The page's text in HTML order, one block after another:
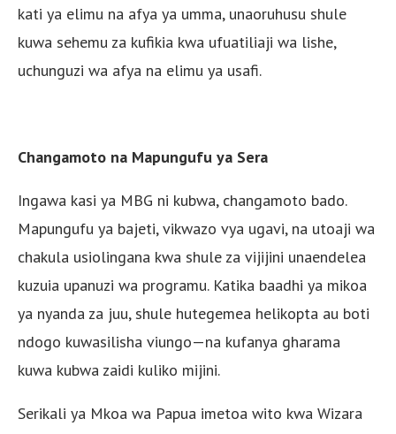
kati ya elimu na afya ya umma, unaoruhusu shule
kuwa sehemu za kufikia kwa ufuatiliaji wa lishe,
uchunguzi wa afya na elimu ya usafi.
Changamoto na Mapungufu ya Sera
Ingawa kasi ya MBG ni kubwa, changamoto bado.
Mapungufu ya bajeti, vikwazo vya ugavi, na utoaji wa
chakula usiolingana kwa shule za vijijini unaendelea
kuzuia upanuzi wa programu. Katika baadhi ya mikoa
ya nyanda za juu, shule hutegemea helikopta au boti
ndogo kuwasilisha viungo—na kufanya gharama
kuwa kubwa zaidi kuliko mijini.
Serikali ya Mkoa wa Papua imetoa wito kwa Wizara